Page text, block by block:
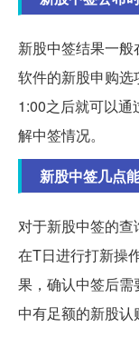
新股中签结果一
软件的新股申购
1:00之后就可以通
解中签情况。
新股中签几点
对于新股中签的
在T日进行打新操
果，确认中签后
中有足额的新股认